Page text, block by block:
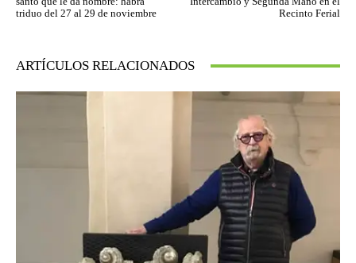
triduo del 27 al 29 de noviembre
Recinto Ferial
ARTÍCULOS RELACIONADOS